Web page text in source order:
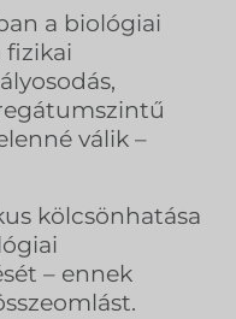
a biológiai
fizikai
válik –
kölcsönhatása
– ennek